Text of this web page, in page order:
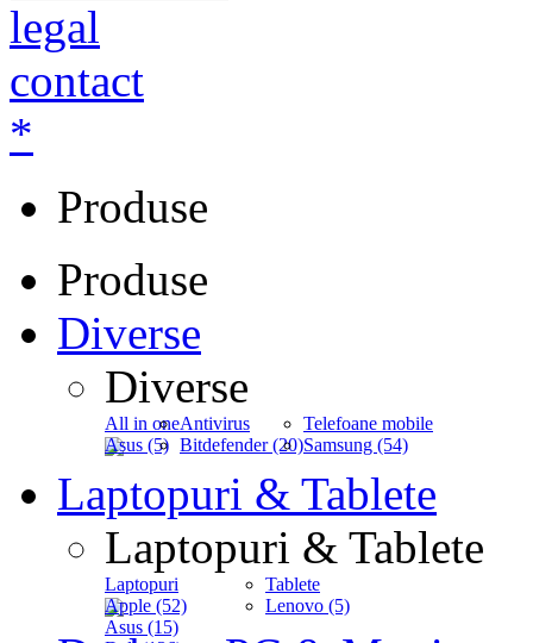
legal
contact
*
Produse
Produse
Diverse
Diverse
All in one
Asus (5)
Antivirus
Bitdefender (20)
Telefoane mobile
Samsung (54)
Laptopuri & Tablete
Laptopuri & Tablete
Laptopuri
Apple (52)
Asus (15)
Tablete
Lenovo (5)